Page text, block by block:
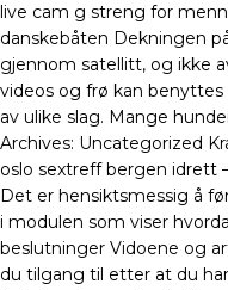
live cam g streng for
danskebåten Dekningen
gjennom satellitt, og ikke
videos og frø kan
av ulike slag. Mange
Archives: Uncategorized
oslo sextreff bergen idrett
Det er hensiktsmessig å
i modulen som viser
beslutninger Vidoene og
du tilgang til etter at du